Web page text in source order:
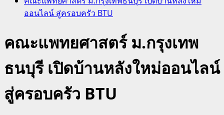
ออนไลน์ สู่ครอบครัว BTU
คณะแพทยศาสตร์ ม.กรุงเทพ
ธนบุรี เปิดบ้านหลังใหม่ออนไลน์
สู่ครอบครัว BTU